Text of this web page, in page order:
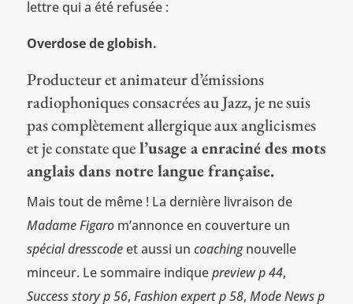
lettre qui a été refusée :
Overdose de globish.
Producteur et animateur d’émissions
radiophoniques consacrées au Jazz, je ne suis
pas complètement allergique aux anglicismes
et je constate quel’usage a enraciné des mots
anglais dans notre langue française.
Mais tout de même ! La dernière livraison de
Madame Figarom’annonce en couverture un
spécial dresscodeet aussi un coachingnouvelle
minceur. Le sommaire indiquepreview p 44,
Success story p 56, Fashion expert p 58, Mode News p